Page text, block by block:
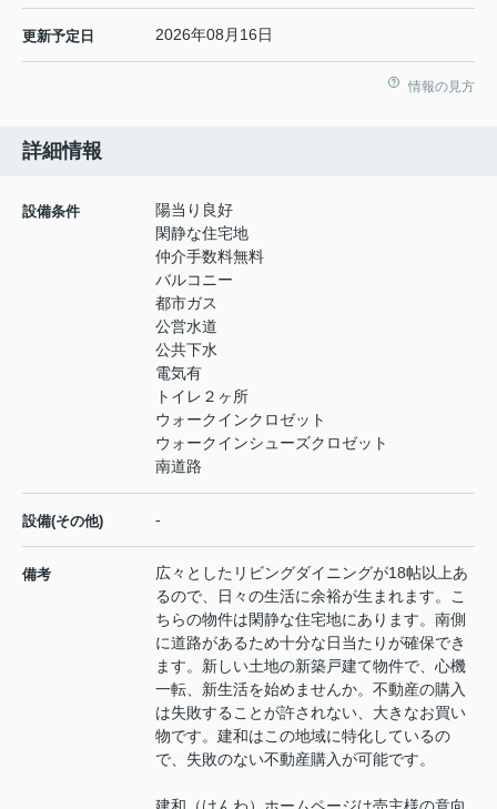
更新予定日 2026年08月16日
情報の見方
詳細情報
設備条件
陽当り良好
閑静な住宅地
仲介手数料無料
バルコニー
都市ガス
公営水道
公共下水
電気有
トイレ２ヶ所
ウォークインクロゼット
ウォークインシューズクロゼット
南道路
設備(その他) -
備考
広々としたリビングダイニングが18帖以上あ
るので、日々の生活に余裕が生まれます。こ
ちらの物件は閑静な住宅地にあります。南側
に道路があるため十分な日当たりが確保でき
ます。新しい土地の新築戸建て物件で、心機
一転、新生活を始めませんか。不動産の購入
は失敗することが許されない、大きなお買い
物です。建和はこの地域に特化しているの
で、失敗のない不動産購入が可能です。